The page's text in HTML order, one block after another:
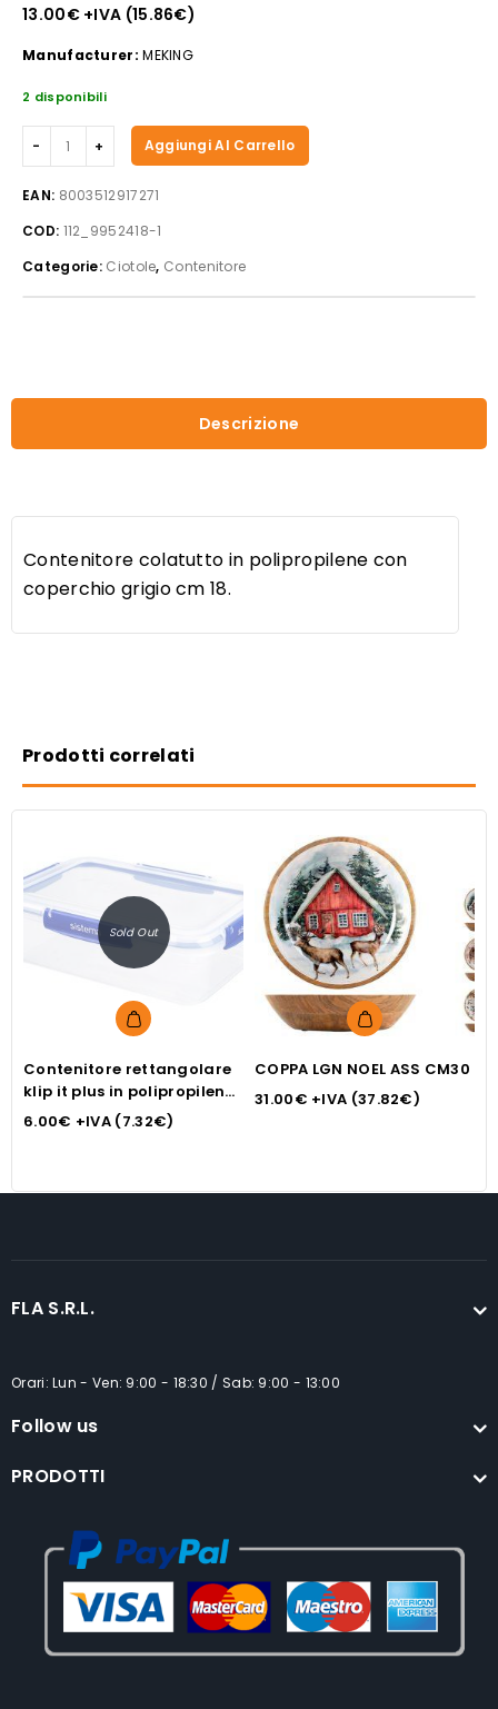
13.00€+IVA (15.86€)
Manufacturer: MEKING
2 disponibili
Contenitore
colatutto
in
con
coperchio
Aggiungi Al Carrello
EAN: 8003512917271
COD: 112_9952418-1
Categorie: Ciotole, Contenitore
Descrizione
Contenitore colatutto in polipropilene con
coperchio grigio cm 18.
Prodotti correlati
Sold Out
Contenitore rettangolare
klip it plus in polipropilene
lt 2,2 anti goccia
6.00€ +IVA (7.32€)
COPPA LGN NOEL ASS CM30
31.00€ +IVA (37.82€)
FLA S.R.L.
Orari: Lun - Ven: 9:00 - 18:30 / Sab: 9:00 - 13:00
Follow us
PRODOTTI